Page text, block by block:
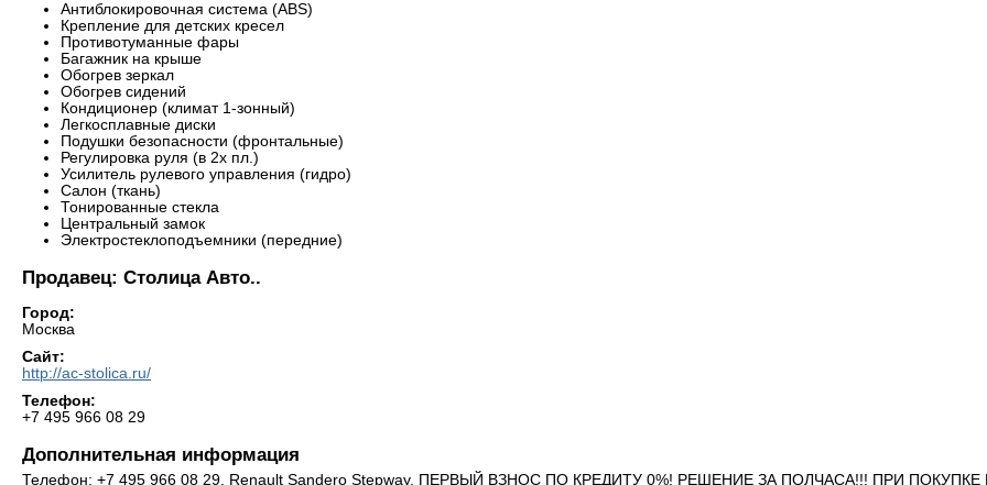
Антиблокировочная система (ABS)
Крепление для детских кресел
Противотуманные фары
Багажник на крыше
Обогрев зеркал
Обогрев сидений
Кондиционер (климат 1-зонный)
Легкосплавные диски
Подушки безопасности (фронтальные)
Регулировка руля (в 2х пл.)
Усилитель рулевого управления (гидро)
Салон (ткань)
Тонированные стекла
Центральный замок
Электростеклоподъемники (передние)
Продавец: Столица Авто..
Город:
Москва
Сайт:
http://ac-stolica.ru/
Телефон:
+7 495 966 08 29
Дополнительная информация
Телефон: +7 495 966 08 29. Renault Sandero Stepway. ПЕРВЫЙ ВЗНОС ПО КРЕДИТУ 0%! РЕШЕНИЕ ЗА ПОЛЧАСА!!! ПРИ ПОКУПКЕ